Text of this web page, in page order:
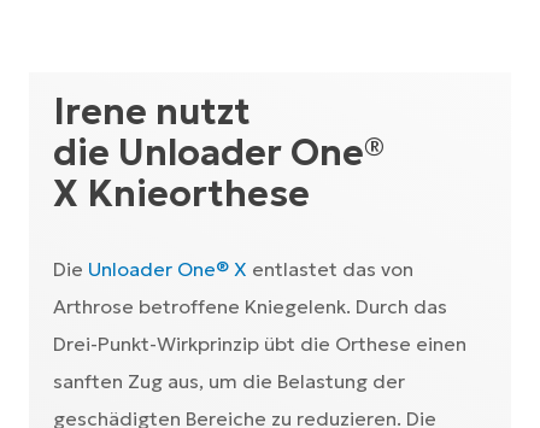
Irene nutzt
die Unloader One®
X Knieorthese
Die Unloader One® X entlastet das von
Arthrose betroffene Kniegelenk. Durch das
Drei-Punkt-Wirkprinzip übt die Orthese einen
sanften Zug aus, um die Belastung der
geschädigten Bereiche zu reduzieren. Die